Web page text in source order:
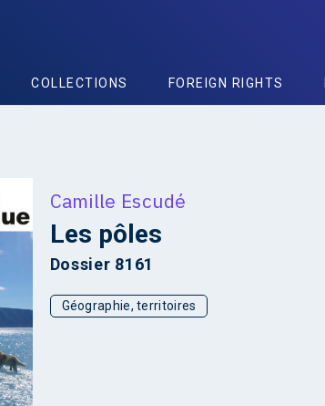
COLLECTIONS FOREIGN RIGHTS
Camille Escudé
Les pôles
Dossier 8161
Géographie, territoires